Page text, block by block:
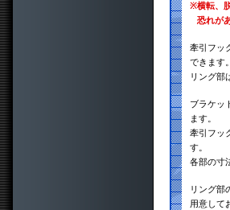
※横転、
恐れが
牽引フッ
できます。
リング部
ブラケッ
ます。
牽引フッ
す。
各部の寸
リング部
用意して